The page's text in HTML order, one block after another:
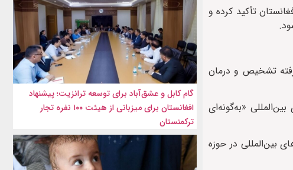
تأکید کرده و
تشخیص و درمان
«به‌گونه‌ای
بین‌المللی در حوزه
گام کابل و عشق‌آباد برای توسعه ترانزیت؛ پیشنهاد
افغانستان برای میزبانی از هیئت ۱۰۰ نفره تجار
ترکمنستان